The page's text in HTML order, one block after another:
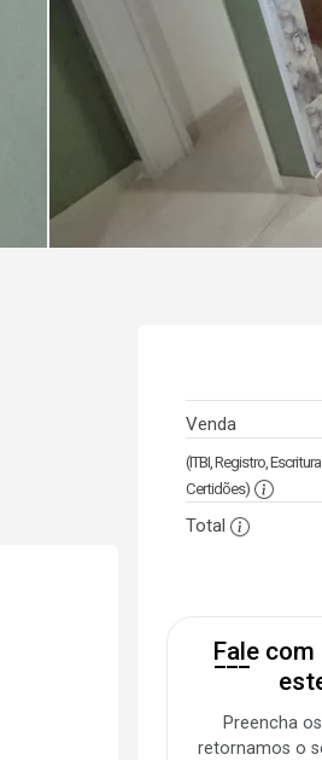
Venda
(ITBI, Registro,
Certidões)
Total
Fale
Preencha
retornamos o